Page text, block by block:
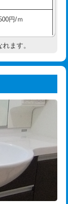
円
円
円
見積
円
円
円
円
円
円
円/ｍ
調査
円
円
円
円
ます。